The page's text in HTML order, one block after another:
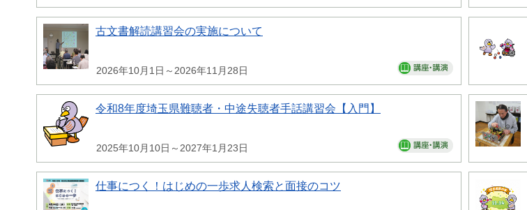
古文書解読講習会の実施について
2026年10月1日～2026年11月28日
令和8年度埼玉県難聴者・中途失聴者手話講習会【入門】
2025年10月10日～2027年1月23日
仕事につく！はじめの一歩求人検索と面接のコツ